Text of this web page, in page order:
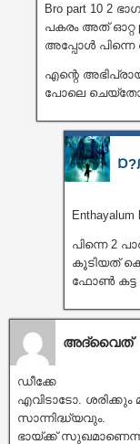
Bro part 10
പകരം അത് ഓറ്റ
അപ്പോൾ
എന്റെ
പോലെ
Enthayalum
പിന്നെ 2
കൂടിയത്
ഫോൺ കട്ട
അദ്വൈത്
ഡീക്കേ
എവിടാടോ.
സാന്നിദ്ധ്യവും.
ഭായ്ക്ക്